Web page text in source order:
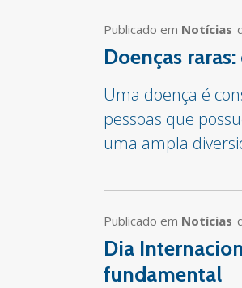
Publicado em Notícias
Doenças
Uma doença é
pessoas que
uma ampla
Publicado em Notícias
Dia
fundamental